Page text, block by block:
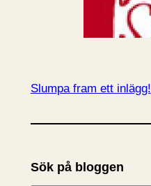
Slumpa fram ett inlägg!
Sök på bloggen